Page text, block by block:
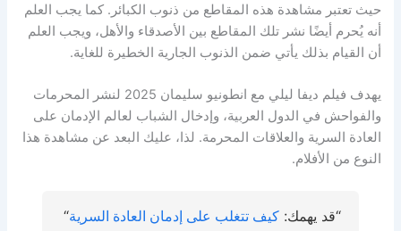
حيث تعتبر مشاهدة هذه المقاطع من ذنوب الكبائر. كما يجب العلم
أنه يُحرم أيضًا نشر تلك المقاطع بين الأصدقاء والأهل، ويجب العلم
أن القيام بذلك يأتي ضمن الذنوب الجارية الخطيرة للغاية.
يهدف فيلم ديفا ليلي مع انطونيو سليمان 2025 لنشر المحرمات
والفواحش في الدول العربية، وإدخال الشباب لعالم الإدمان على
العادة السرية والعلاقات المحرمة. لذا، عليك البعد عن مشاهدة هذا
النوع من الأفلام.
“قد يهمك: كيف تتغلب على إدمان العادة السرية“